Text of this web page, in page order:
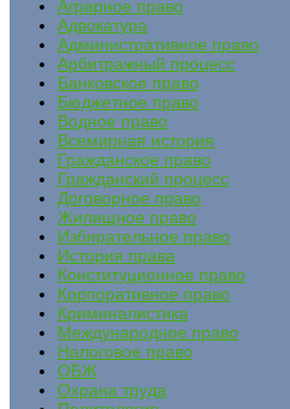
Аграрное право
Адвокатура
Административное право
Арбитражный процесс
Банковское право
Бюджетное право
Водное право
Всемирная история
Гражданское право
Гражданский процесс
Договорное право
Жилищное право
Избирательное право
История права
Конституционное право
Корпоративное право
Криминалистика
Международное право
Налоговое право
ОБЖ
Охрана труда